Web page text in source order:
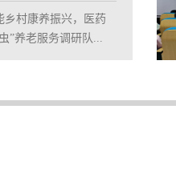
乡村康养振兴，医药
”养老服务调研队...